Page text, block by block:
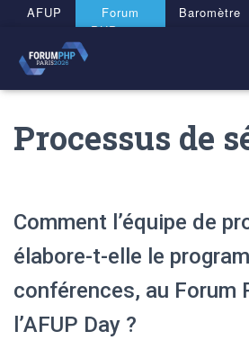
AFUP
Forum
PHP 2026
Baromètre
Processus de
Comment l’équipe de
élabore-t-elle le
conférences, au Forum
l’AFUP Day ?
Panneau de gestion des cookies